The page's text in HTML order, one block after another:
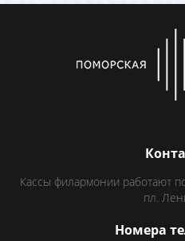
Кассы филармонии работают
пл.
Номера